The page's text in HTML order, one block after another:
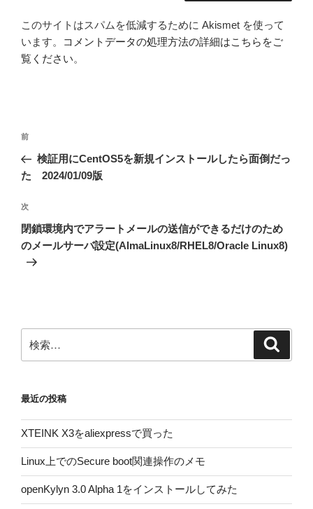
このサイトはスパムを低減するために Akismet を使って
います。
コメントデータの処理方法の詳細はこちらをご
覧ください。
投
ナ
ゲ
ー
シ
ョ
前
の
投
前
検証用にCentOS5を新規インストールしたら面倒だっ
た 2024/01/09版
次
の
投
次
閉鎖環境内でアラートメールの送信ができるだけのため
のメールサーバ設定(AlmaLinux8/RHEL8/Oracle Linux8)
索:
最近の投稿
XTEINK X3をaliexpressで買った
Linux上でのSecure boot関連操作のメモ
openKylyn 3.0 Alpha 1をインストールしてみた